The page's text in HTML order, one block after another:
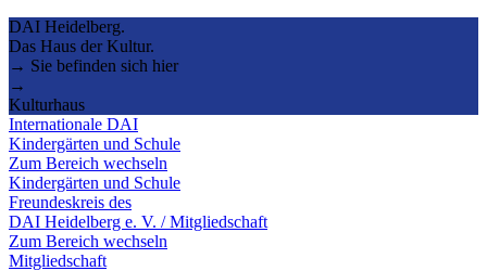
DAI Heidelberg.
Das Haus der Kultur.
→ Sie befinden sich hier
→
Kulturhaus
Internationale DAI
Kindergärten und Schule
Zum Bereich wechseln
Kindergärten und Schule
Freundeskreis des
DAI Heidelberg e. V. / Mitgliedschaft
Zum Bereich wechseln
Mitgliedschaft